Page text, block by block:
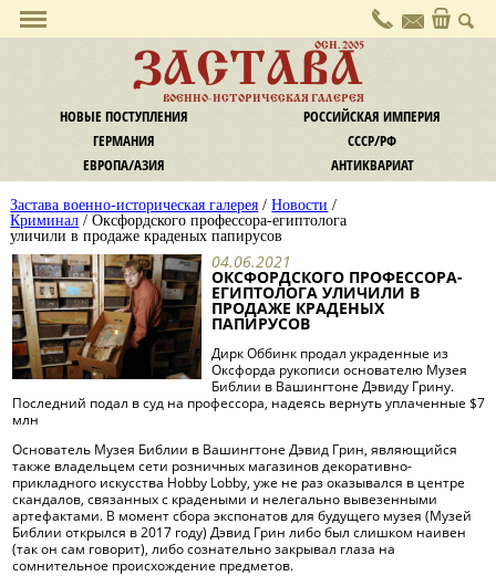
Политика конфиденциальности
Контакты
Комиссия
Экспертиза и оценка
Информация
Оплата
Доставка
Обмен / Возврат
Новости
Наши новости
Новости культуры
Криминал
Законодательство
Статьи и заметки
Статьи, публикации
Полезные ссылки
ОСН. 2005
ЗАСТАВА
ВОЕННО-ИСТОРИЧЕСКАЯ ГАЛЕРЕЯ
НОВЫЕ ПОСТУПЛЕНИЯ
РОССИЙСКАЯ ИМПЕРИЯ
ГЕРМАНИЯ
СССР/РФ
ЕВРОПА/АЗИЯ
АНТИКВАРИАТ
Застава военно-историческая галерея /Новости /
Криминал / Оксфордского профессора-египтолога
уличили в продаже краденых папирусов
04.06.2021
ОКСФОРДСКОГО ПРОФЕССОРА-
ЕГИПТОЛОГА УЛИЧИЛИ В
ПРОДАЖЕ КРАДЕНЫХ
ПАПИРУСОВ
Дирк Оббинк продал украденные из
Оксфорда рукописи основателю Музея
Библии в Вашингтоне Дэвиду Грину.
Последний подал в суд на профессора, надеясь вернуть уплаченные $7
млн
Основатель Музея Библии в Вашингтоне Дэвид Грин, являющийся
также владельцем сети розничных магазинов декоративно-
прикладного искусства Hobby Lobby, уже не раз оказывался в центре
скандалов, связанных с крадеными и нелегально вывезенными
артефактами. В момент сбора экспонатов для будущего музея (Музей
Библии открылся в 2017 году) Дэвид Грин либо был слишком наивен
(так он сам говорит), либо сознательно закрывал глаза на
сомнительное происхождение предметов.